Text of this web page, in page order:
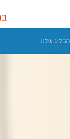
<
הבלוג שלנו